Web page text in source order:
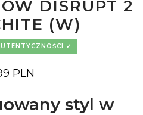
DISRUPT 2
(W)
PLN
styl w